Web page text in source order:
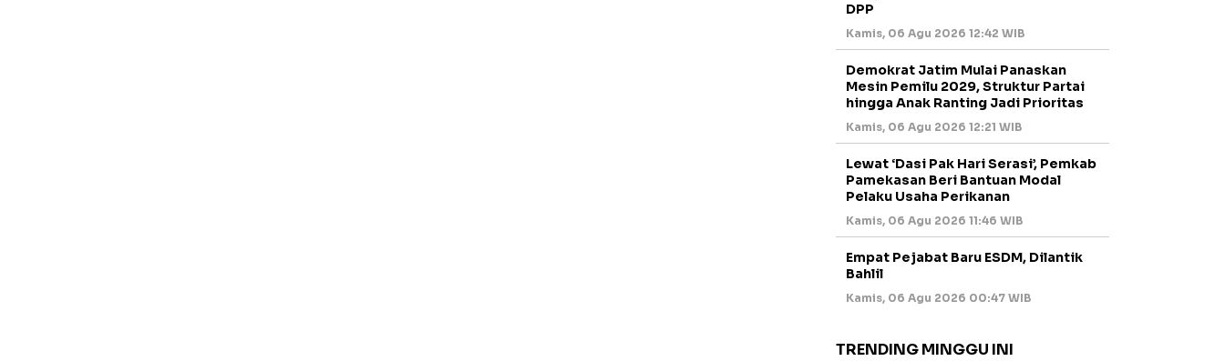
DPP
Kamis, 06 Agu 2026 12:42 WIB
Demokrat Jatim Mulai Panaskan
Mesin Pemilu 2029, Struktur Partai
hingga Anak Ranting Jadi Prioritas
Kamis, 06 Agu 2026 12:21 WIB
Lewat ‘Dasi Pak Hari Serasi’, Pemkab
Pamekasan Beri Bantuan Modal
Pelaku Usaha Perikanan
Kamis, 06 Agu 2026 11:46 WIB
Empat Pejabat Baru ESDM, Dilantik
Bahlil
Kamis, 06 Agu 2026 00:47 WIB
TRENDING MINGGU INI